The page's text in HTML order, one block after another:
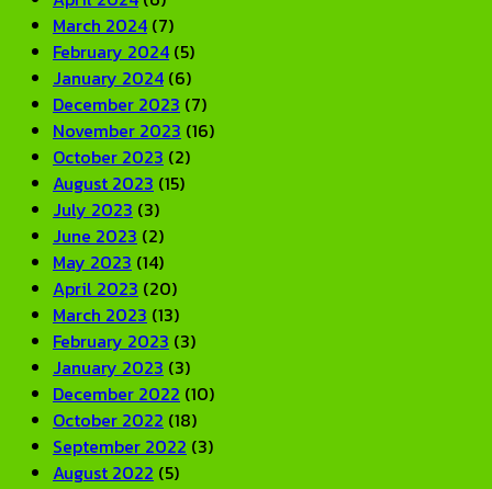
March 2024 (7)
February 2024 (5)
January 2024 (6)
December 2023 (7)
November 2023 (16)
October 2023 (2)
August 2023 (15)
July 2023 (3)
June 2023 (2)
May 2023 (14)
April 2023 (20)
March 2023 (13)
February 2023 (3)
January 2023 (3)
December 2022 (10)
October 2022 (18)
September 2022 (3)
August 2022 (5)